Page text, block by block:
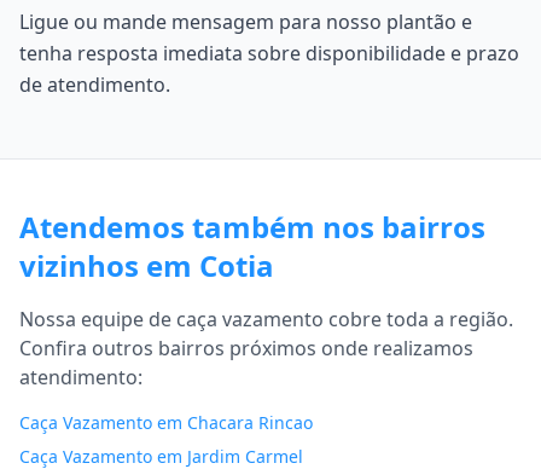
Ligue ou mande mensagem para nosso plantão e
tenha resposta imediata sobre disponibilidade e prazo
de atendimento.
Atendemos também nos bairros
vizinhos em Cotia
Nossa equipe de caça vazamento cobre toda a região.
Confira outros bairros próximos onde realizamos
atendimento:
Caça Vazamento em Chacara Rincao
Caça Vazamento em Jardim Carmel